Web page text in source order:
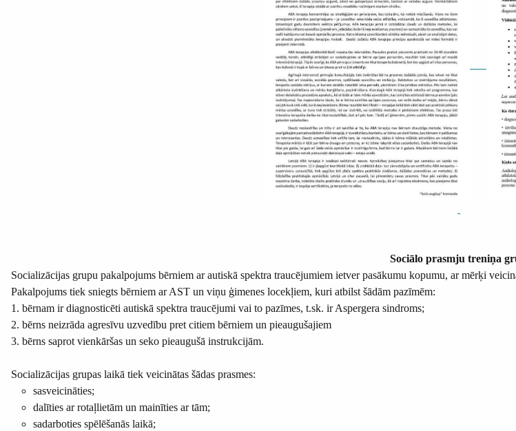
Sociālo prasmju treniņa
Socializācijas grupu pakalpojums bērniem ar autiskā spektra traucējumiem ietver pasākumu kopumu, ar mērķi
Pakalpojums tiek sniegts bērniem ar AST un viņu ģimenes locekļiem, kuri atbilst šādām pazīmēm:
1. bērnam ir diagnosticēti autiskā spektra traucējumi vai to pazīmes, t.sk. ir Aspergera sindroms;
2. bērns neizrāda agresīvu uzvedību pret citiem bērniem un pieaugušajiem
3. bērns saprot vienkāršas un seko pieaugušā instrukcijām.
Socializācijas grupas laikā tiek veicinātas šādas prasmes:
sasveicināties;
dalīties ar rotaļlietām un mainīties ar tām;
sadarboties spēlēšanās laikā;